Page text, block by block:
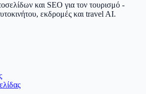
και SEO για τον τουρισμό -
εκδρομές και travel AI.